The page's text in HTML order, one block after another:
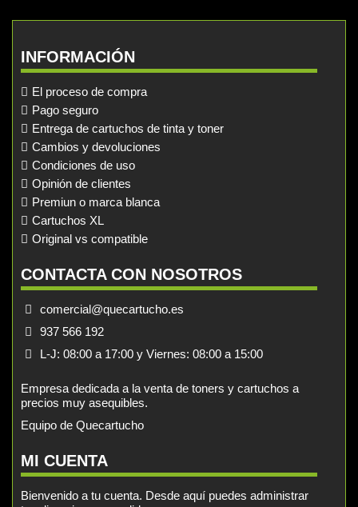
INFORMACIÓN
El proceso de compra
Pago seguro
Entrega de cartuchos de tinta y toner
Cambios y devoluciones
Condiciones de uso
Opinión de clientes
Premiun o marca blanca
Cartuchos XL
Original vs compatible
CONTACTA CON NOSOTROS
comercial@quecartucho.es
937 566 192
L-J: 08:00 a 17:00 y Viernes: 08:00 a 15:00
Empresa dedicada a la venta de toners y cartuchos a
precios muy asequibles.
Equipo de Quecartucho
MI CUENTA
Bienvenido a tu cuenta. Desde aquí puedes administrar